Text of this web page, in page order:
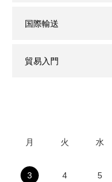
国際輸送
貿易入門
月 火 水
3
4 5